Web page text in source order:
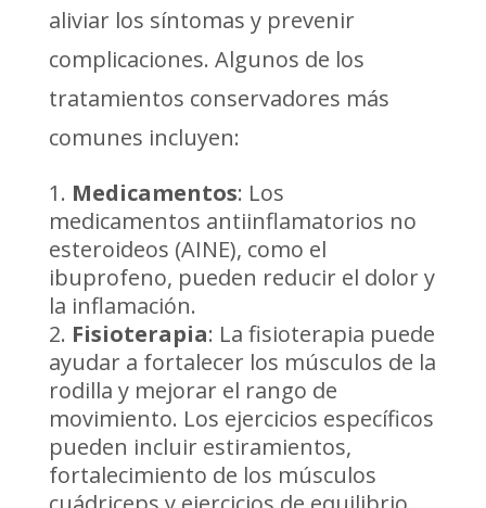
aliviar los síntomas y prevenir
complicaciones. Algunos de los
tratamientos conservadores más
comunes incluyen:
Medicamentos: Los
medicamentos antiinflamatorios no
esteroideos (AINE), como el
ibuprofeno, pueden reducir el dolor y
la inflamación.
Fisioterapia: La fisioterapia puede
ayudar a fortalecer los músculos de la
rodilla y mejorar el rango de
movimiento. Los ejercicios específicos
pueden incluir estiramientos,
fortalecimiento de los músculos